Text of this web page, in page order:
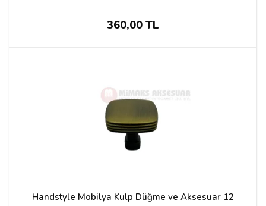
360,00 TL
Handstyle Mobilya Kulp Düğme ve Aksesuar 12